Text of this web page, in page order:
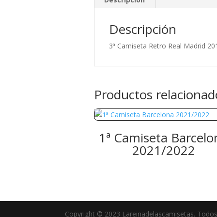
Descripción
3ª Camiseta Retro Real Madrid
Productos
1ª Camiseta
2021/2022
Copyright © 2023 Lareinadelascamisetas.